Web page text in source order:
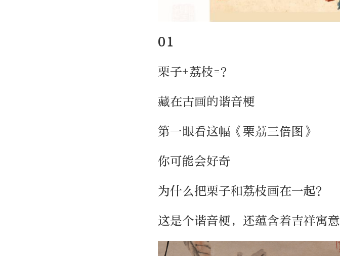
01
栗子+荔枝=？
藏在古画的谐音梗
第一眼看这幅《栗荔三倍图》
你可能会好奇
为什么把栗子和荔枝画在一起？
这是个谐音梗，还蕴含着吉祥寓意